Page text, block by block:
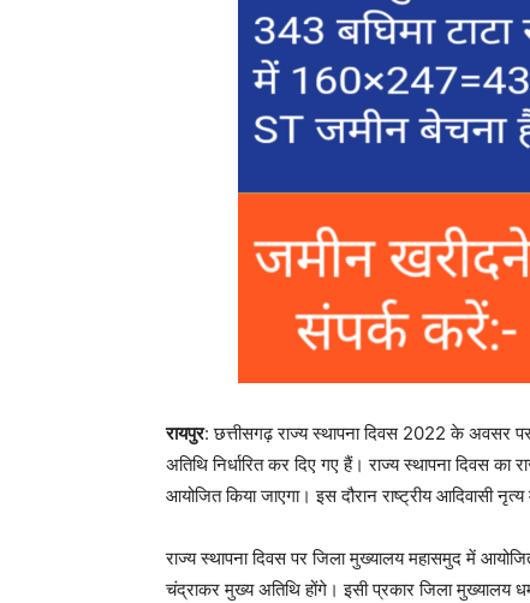
रायपुर: छत्तीसगढ़ राज्य स्थापना दिवस 2022 के अवसर
अतिथि निर्धारित कर दिए गए हैं। राज्य स्थापना दिवस
आयोजित किया जाएगा। इस दौरान राष्ट्रीय आदिवासी
राज्य स्थापना दिवस पर जिला मुख्यालय महासमुद में
चंद्राकर मुख्य अतिथि होंगे। इसी प्रकार जिला मुख्यालय